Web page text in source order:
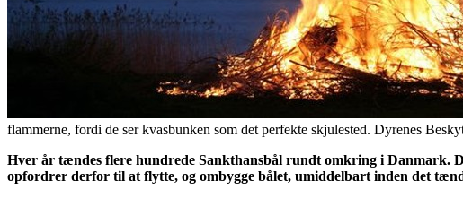
flammerne, fordi de ser kvasbunken som det perfekte skjulested. Dyrenes
Hver år tændes flere hundrede Sankthansbål rundt omkring i Danmark.
opfordrer derfor til at flytte, og ombygge bålet, umiddelbart inden det